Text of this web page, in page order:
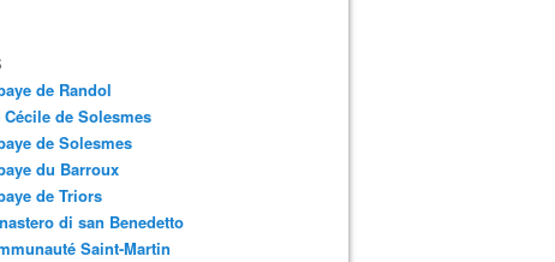
de Randol
Cécile de Solesmes
de Solesmes
du Barroux
de Triors
di san Benedetto
Saint-Martin